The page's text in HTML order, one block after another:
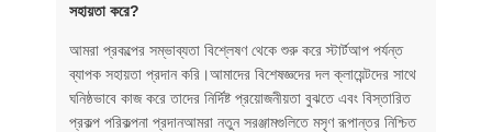
সহায়তা করে?
আমরা প্রকল্পের সম্ভাব্যতা বিশ্লেষণ থেকে শুরু করে স্টার্টআপ পর্যন্ত
ব্যাপক সহায়তা প্রদান করি।আমাদের বিশেষজ্ঞদের দল ক্লায়েন্টদের সাথে
ঘনিষ্ঠভাবে কাজ করে তাদের নির্দিষ্ট প্রয়োজনীয়তা বুঝতে এবং বিস্তারিত
প্রকল্প পরিকল্পনা প্রদানআমরা নতুন সরঞ্জামগুলিতে মসৃণ রূপান্তর নিশ্চিত